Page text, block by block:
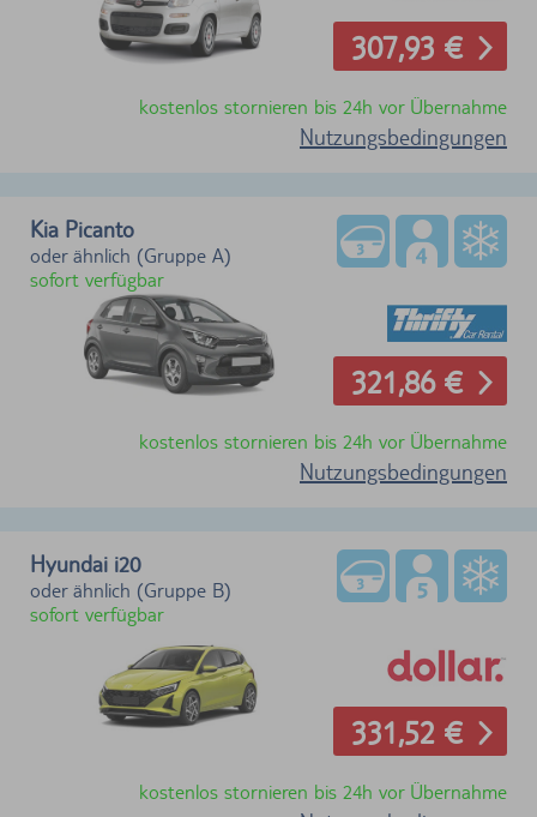
307,93 €
kostenlos stornieren bis 24h vor Übernahme
Nutzungsbedingungen
Kia Picanto
oder ähnlich (Gruppe A)
sofort verfügbar
321,86 €
kostenlos stornieren bis 24h vor Übernahme
Nutzungsbedingungen
Hyundai i20
oder ähnlich (Gruppe B)
sofort verfügbar
331,52 €
kostenlos stornieren bis 24h vor Übernahme